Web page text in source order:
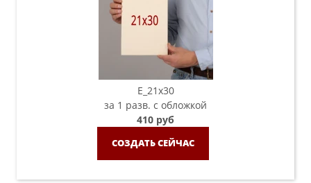
E_21х30
за 1 разв. с обложкой
410 руб
СОЗДАТЬ СЕЙЧАС